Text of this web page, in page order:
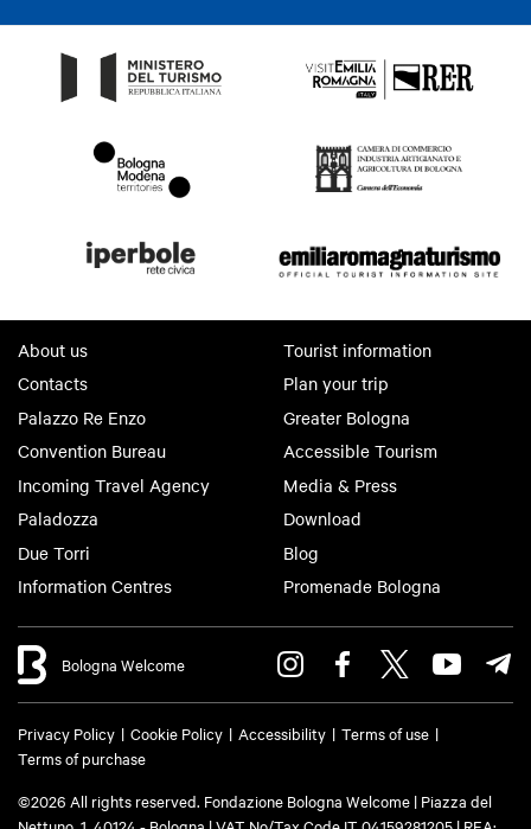
About us
Contacts
Palazzo Re Enzo
Convention Bureau
Incoming Travel Agency
Paladozza
Due Torri
Information Centres
Tourist information
Plan your trip
Greater Bologna
Accessible Tourism
Media & Press
Download
Blog
Promenade Bologna
Bologna Welcome
Privacy Policy Cookie Policy Accessibility
Terms of use
Terms of purchase
©2026 All rights reserved. Fondazione Bologna Welcome | Piazza del